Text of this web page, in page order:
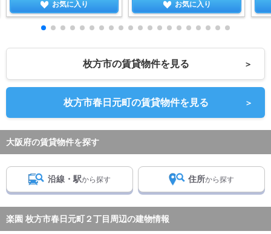
お気に入り お気に入り
枚方市の賃貸物件を見る ＞
枚方市春日元町の賃貸物件を見る ＞
大阪府の賃貸物件を探す
沿線・駅から探す 住所から探す
楽園 枚方市春日元町２丁目周辺の建物情報